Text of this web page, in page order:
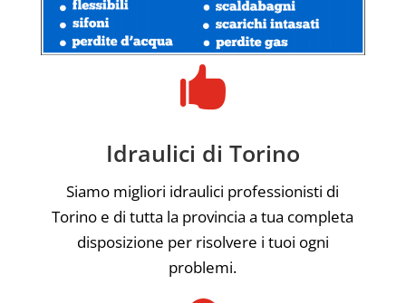

Idraulici di Torino
Siamo migliori idraulici professionisti di
Torino e di tutta la provincia a tua completa
disposizione per risolvere i tuoi ogni
problemi.